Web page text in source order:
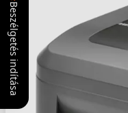
Beszélgetés indítása